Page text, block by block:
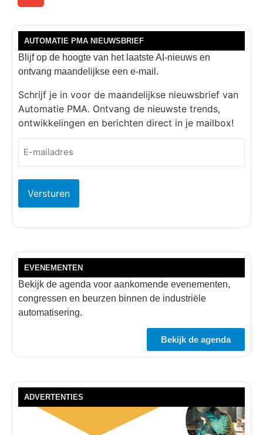
AUTOMATIE PMA NIEUWSBRIEF
Blijf op de hoogte van het laatste AI-nieuws en
ontvang maandelijkse een e-mail.
Schrijf je in voor de maandelijkse nieuwsbrief van
Automatie PMA. Ontvang de nieuwste trends,
ontwikkelingen en berichten direct in je mailbox!
E-
mailadres
EVENEMENTEN
Bekijk de agenda voor aankomende evenementen,
congressen en beurzen binnen de industriële
automatisering.
Bekijk de agenda
ADVERTENTIES